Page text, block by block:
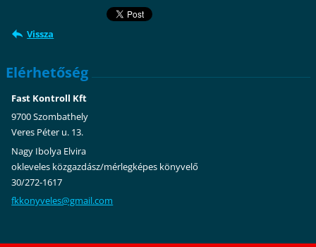
Vissza
Elérhetőség
Fast Kontroll Kft
9700 Szombathely
Veres Péter u. 13.
Nagy Ibolya Elvira
okleveles közgazdász/mérlegképes könyvelő
30/272-1617
fkkonyveles@gmail.com